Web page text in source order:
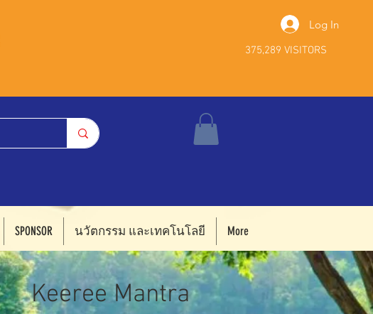
Log In
375,289 VISITORS
SPONSOR นวัตกรรม และเทคโนโลยี More
Keeree Mantra